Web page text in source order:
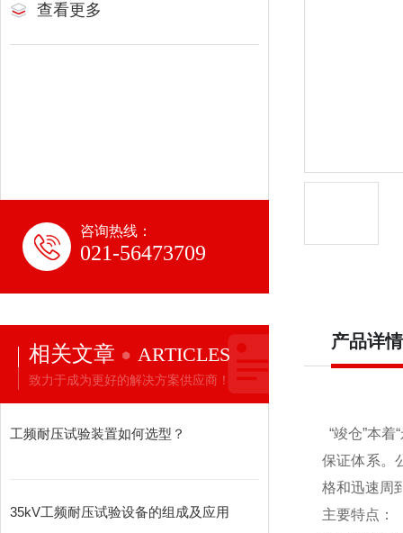
查看更多
咨询热线：
021-56473709
相关文章 ARTICLES
致力于成为更好的解决方案供应商！
工频耐压试验装置如何选型？
35kV工频耐压试验设备的组成及应用
产品详情
“竣仓”本
保证体系。
格和迅速周
主要特点：